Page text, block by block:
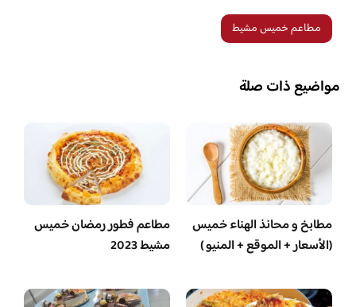
مطاعم خميس مشيط
مواضيع ذات صلة
مطابخ و محانذ الهناء خميس
(الأسعار + الموقع + المنيو )
مطاعم فطور رمضان خميس
مشيط 2023